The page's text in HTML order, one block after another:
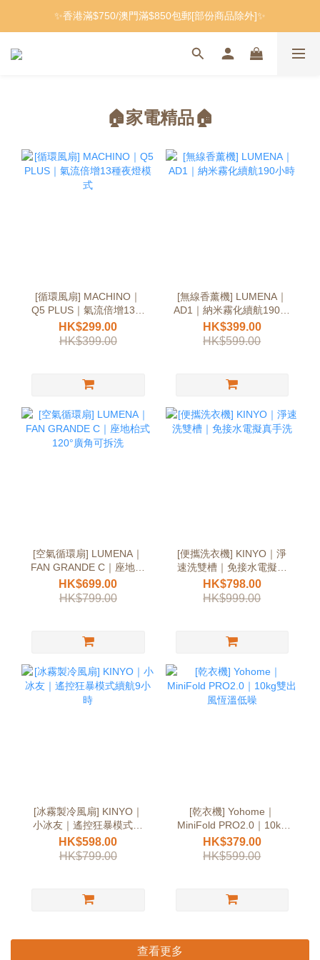
✨香港滿$750/澳門滿$850包郵[部份商品除外]✨
🏠家電精品🏠
[循環風扇] MACHINO｜
Q5 PLUS｜氣流倍增13種
夜燈模式
HK$299.00
HK$399.00
[無線香薰機] LUMENA｜
AD1｜納米霧化續航190小
時
HK$399.00
HK$599.00
[空氣循環扇] LUMENA｜
FAN GRANDE C｜座地枱
式120°廣角可拆洗
HK$699.00
HK$799.00
[便攜洗衣機] KINYO｜淨
速洗雙槽｜免接水電擬真
手洗
HK$798.00
HK$999.00
[冰霧製冷風扇] KINYO｜
小冰友｜遙控狂暴模式續
航9小時
HK$598.00
HK$799.00
[乾衣機] Yohome｜
MiniFold PRO2.0｜10kg
雙出風恆溫低噪
HK$379.00
HK$599.00
查看更多